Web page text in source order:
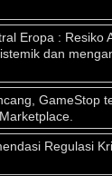
Eropa : Resiko
dan
GameStop
Regulasi